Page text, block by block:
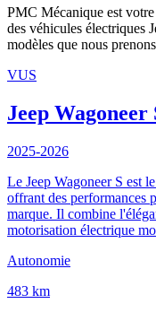
PMC Mécanique est
des véhicules électriques
modèles que nous
VUS
Jeep Wagoneer
2025-2026
Le Jeep Wagoneer S est
offrant des performances
marque. Il combine
motorisation électrique
Autonomie
483 km